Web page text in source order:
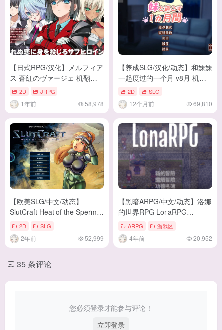
【日式RPG/汉化】メルフィア
ス 蒼紅のヴァージェ 机翻汉
化版【新汉化/5G】
2D JRPG
1年前 58,978
【养成SLG/汉化/动态】和妹妹
一起度过的一个月 v8月 机翻
版 【更新/1.9G】
2D SLG
12个月前 69,810
【欧美SLG/中文/动态】
SlutCraft Heat of the Sperm
v0.40 安卓+PC 官中步兵版
【更新/4.5G】
2D SLG
2年前 52,999
【黑暗ARPG/中文/动态】洛娜
的世界RPG LonaRPG
V0.4.3.5 官方中文步兵版付全
CG【更新/520M】
ARPG 游戏区
4年前 20,952
35 条评论
您必须登录才能参与评论！
立即登录